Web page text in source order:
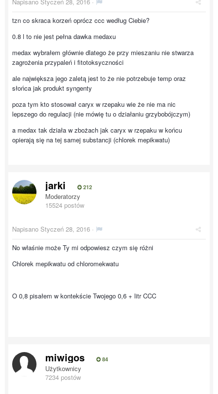
tzn co skraca korzeń oprócz ccc według Ciebie?
0.8 l to nie jest pełna dawka medaxu
medax wybrałem głównie dlatego że przy mieszaniu nie stwarza
zagrożenia przypaleń i fitotoksyczności
ale największa jego zaletą jest to że nie potrzebuje temp oraz
słońca jak produkt syngenty
poza tym kto stosował caryx w rzepaku wie że nie ma nic
lepszego do regulacji (nie mówię tu o działaniu grzybobójczym)
a medax tak działa w zbożach jak caryx w rzepaku w końcu
opierają się na tej samej substancji (chlorek mepikwatu)
jarki 212
Moderatorzy
15524 postów
Napisano Styczeń 28, 2016 ·
No właśnie może Ty mi odpowiesz czym się różni
Chlorek mepikwatu od chloromekwatu
O 0,8 pisałem w kontekście Twojego 0,6 + litr CCC
miwigos 84
Użytkownicy
7234 postów